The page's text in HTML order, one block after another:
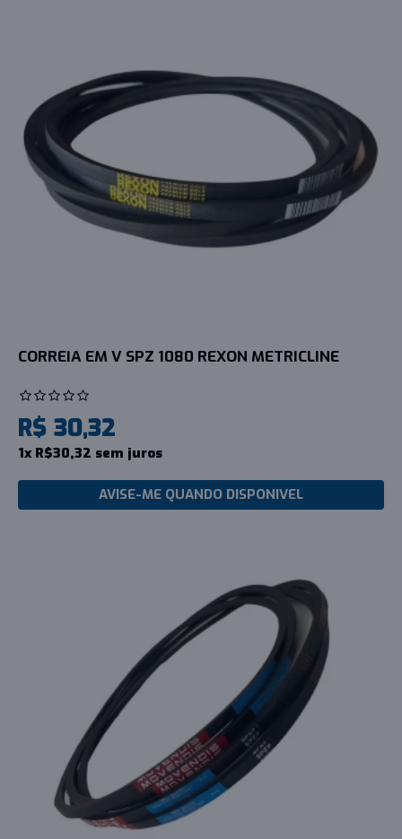
CORREIA EM V SPZ 1080 REXON METRICLINE
R$ 30,32
1x R$30,32 sem juros
AVISE-ME QUANDO DISPONIVEL